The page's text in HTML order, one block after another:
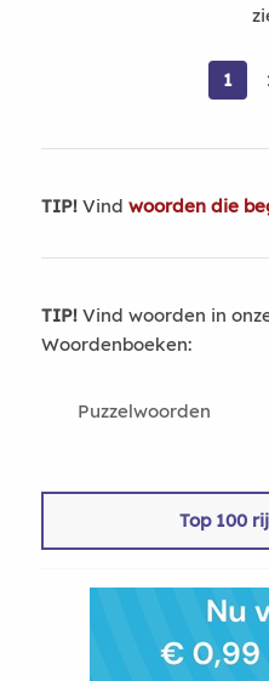
1
TIP!Vind woorden die
TIP!Vind woorden in
Woordenboeken:
Puzzelwoorden
Top 100